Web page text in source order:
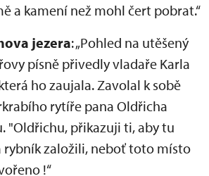
a kamení než mohl čert pobrat.“
jezera: „Pohled na utěšený
písně přivedly vladaře Karla
ho zaujala. Zavolal k sobě
rytíře pana Oldřicha
"Oldřichu, přikazuji ti, aby tu
rybník založili, neboť toto místo
!“